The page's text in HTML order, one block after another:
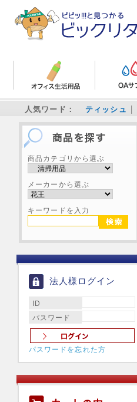
人気ワード： ティッシュ
商品カテゴリから選ぶ
メーカーから選ぶ
キーワードを入力
法人様ログイン
ID
パスワード
パスワードを忘れた方